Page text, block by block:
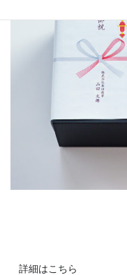
詳細はこちら